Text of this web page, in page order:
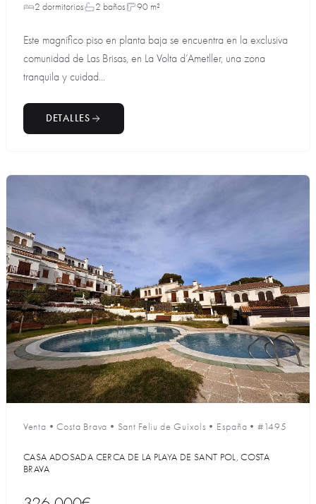
2 dormitorios 2 baños 90 m²
Este magnífico piso en planta baja se encuentra en la exclusiva
comunidad de Las Brisas, en La Volta d’Ametller, una zona
tranquila y cuidad...
DETALLES
Venta •Costa Brava • Sant Feliu de Guíxols • España • #1495
CASA ADOSADA CERCA DE LA PLAYA DE SANT POL, COSTA
BRAVA